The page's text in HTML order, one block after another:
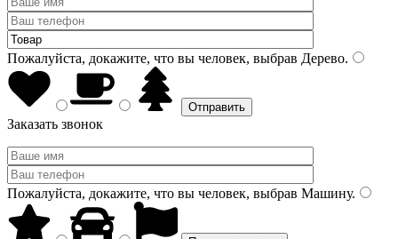
Пожалуйста, докажите, что вы человек, выбрав Дерево.
Заказать звонок
Пожалуйста, докажите, что вы человек, выбрав Машину.